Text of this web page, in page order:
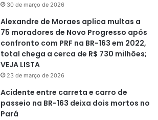
30 de março de 2026
Alexandre de Moraes aplica multas a
75 moradores de Novo Progresso após
confronto com PRF na BR-163 em 2022,
total chega a cerca de R$ 730 milhões;
VEJA LISTA
23 de março de 2026
Acidente entre carreta e carro de
passeio na BR-163 deixa dois mortos no
Pará